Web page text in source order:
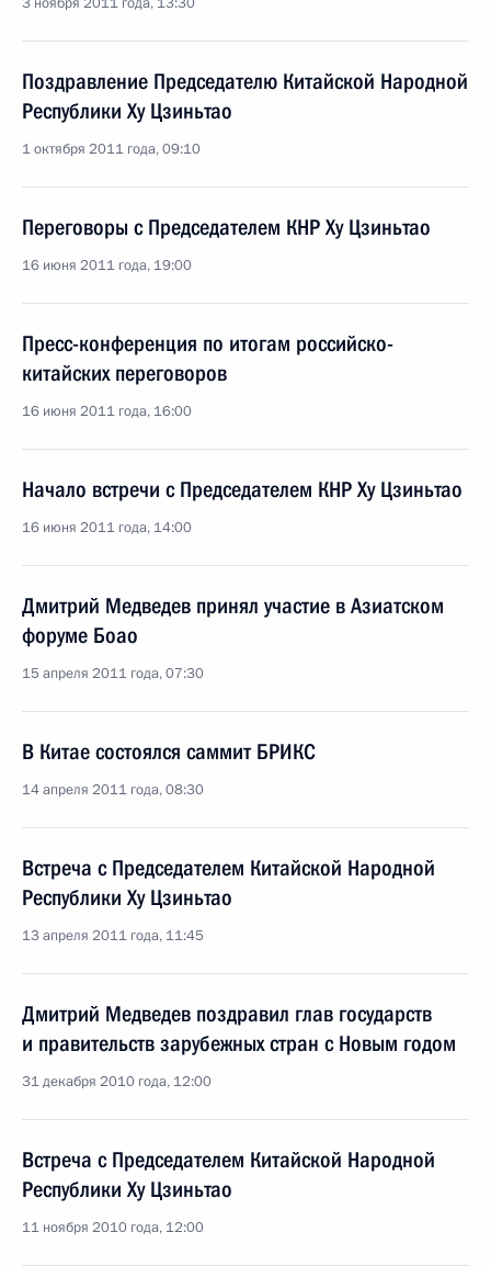
Поздравление Председателю Китайской Народной
Республики Ху Цзиньтао
1 октября 2011 года, 09:10
Переговоры с Председателем КНР Ху Цзиньтао
16 июня 2011 года, 19:00
Пресс-конференция по итогам российско-
китайских переговоров
16 июня 2011 года, 16:00
Начало встречи с Председателем КНР Ху Цзиньтао
16 июня 2011 года, 14:00
Дмитрий Медведев принял участие в Азиатском
форуме Боао
15 апреля 2011 года, 07:30
В Китае состоялся саммит БРИКС
14 апреля 2011 года, 08:30
Встреча с Председателем Китайской Народной
Республики Ху Цзиньтао
13 апреля 2011 года, 11:45
Дмитрий Медведев поздравил глав государств
и правительств зарубежных стран с Новым годом
31 декабря 2010 года, 12:00
Встреча с Председателем Китайской Народной
Республики Ху Цзиньтао
11 ноября 2010 года, 12:00